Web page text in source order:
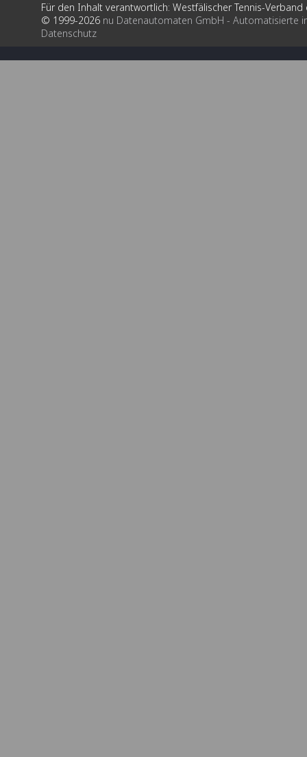
Für den Inhalt verantwortlich: Westfälischer Tennis-Verband
© 1999-2026 nu Datenautomaten GmbH - Automatisierte
Datenschutz